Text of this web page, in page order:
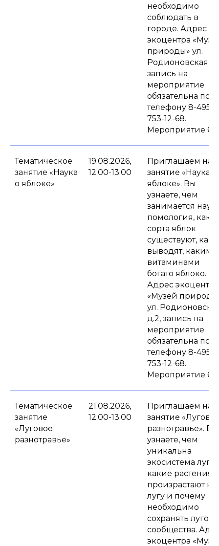
необходимо
соблюдать в
городе. Адрес
экоцентра
природы» ул.
Родионовская,
запись на
мероприятие
обязательна по
телефону 8-495-
753-12-68.
Мероприятие 6+.
Тематическое
занятие «Наука
о яблоке»
19.08.2026,
12:00-13:00
Приглашаем на
занятие «Наука о
яблоке». Вы
узнаете, чем
занимается
помология,
сорта яблок
существуют, как
выводят, какими
витаминами
богато яблоко.
Адрес экоцентра
«Музей
ул.
д.2, запись на
мероприятие
обязательна по
телефону 8-495-
753-12-68.
Мероприятие 6+.
Тематическое
занятие
«Луговое
разнотравье»
21.08.2026,
12:00-13:00
Приглашаем на
занятие
разнотравье». Вы
узнаете, чем
уникальна
экосистема луга,
какие растения
произрастают на
лугу и почему
необходимо
сохранять
сообщества.
экоцентра